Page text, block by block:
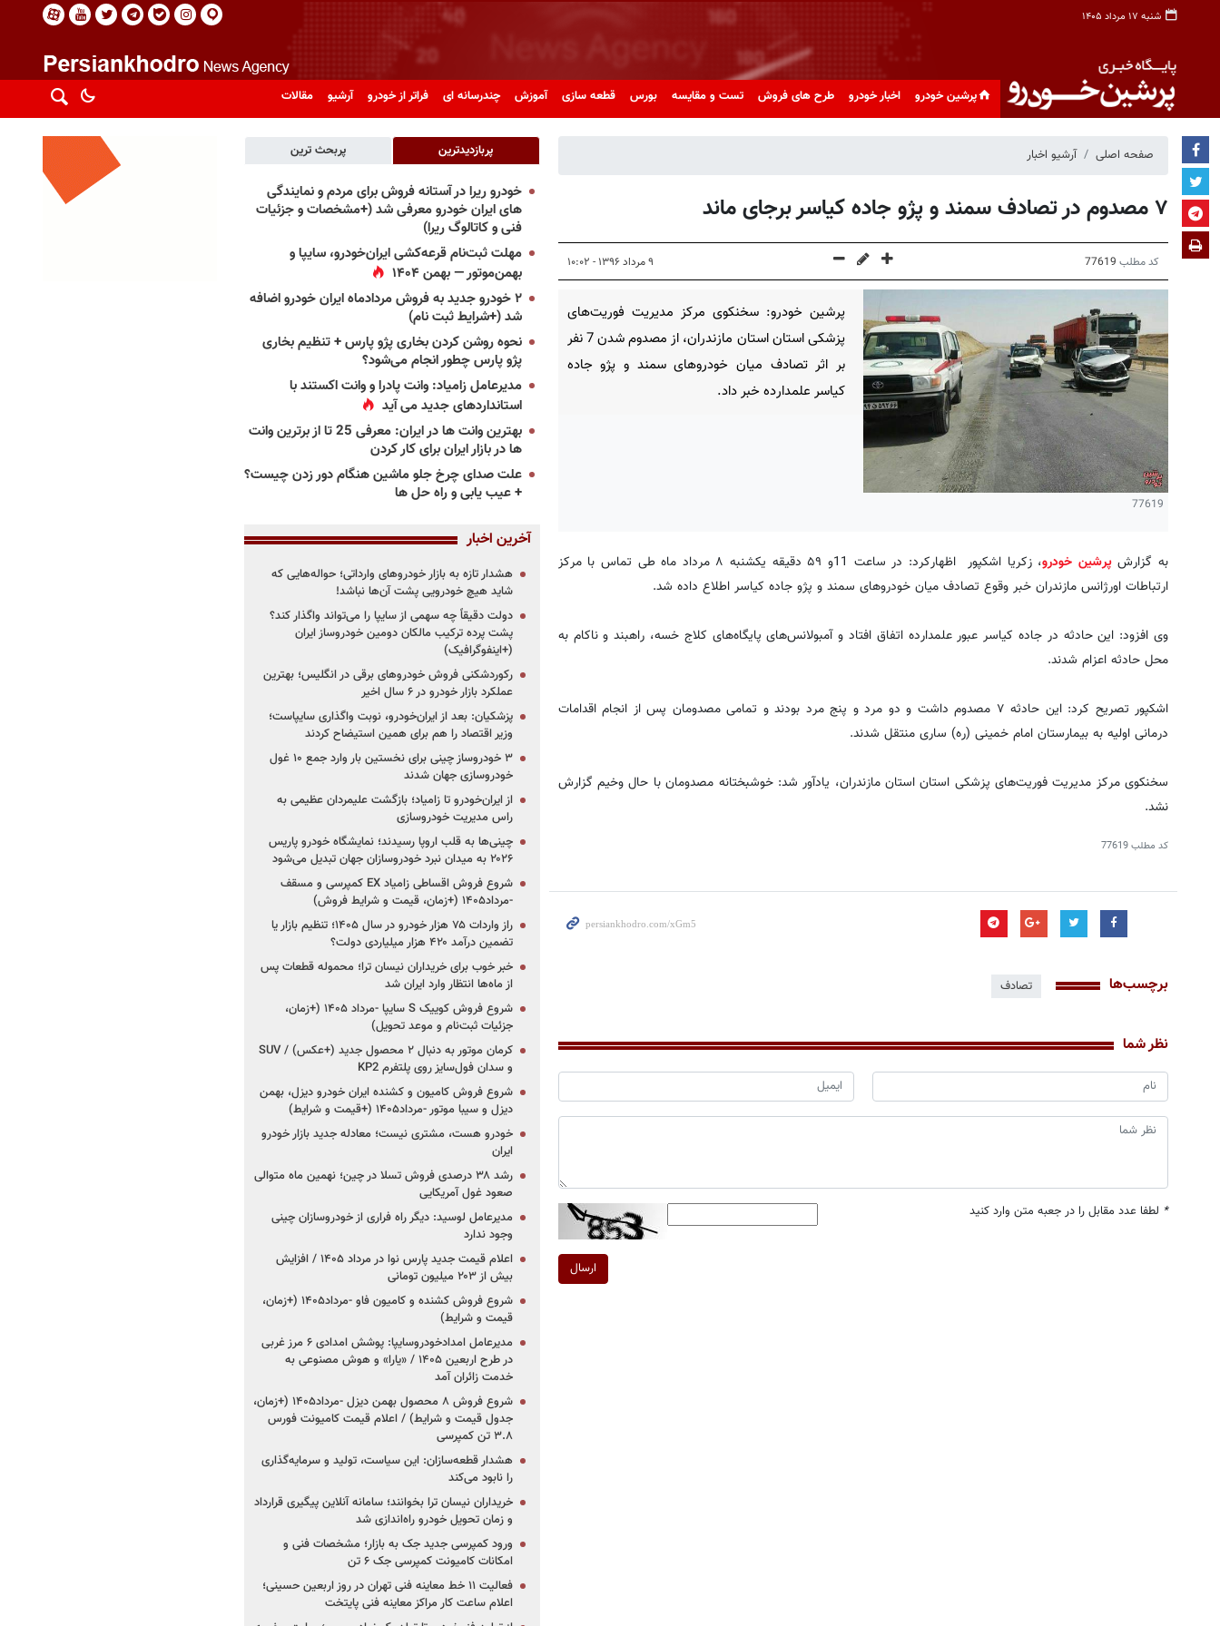
شنبه ۱۷ مرداد ۱۴۰۵
پرشین خودرو اخبار خودرو طرح های فروش تست و مقایسه بورس قطعه سازی آموزش چندرسانه ای فراتر از خودرو آرشیو مقالات
صفحه اصلی آرشیو اخبار
۷ مصدوم در تصادف سمند و پژو جاده کیاسر برجای ماند
کد مطلب 77619 ۹ مرداد ۱۳۹۶ - ۱۰:۰۲
77619
پرشین خودرو: سخنکوی مرکز مدیریت فوریت‌های
پزشکی استان استان مازندران، از مصدوم شدن 7 نفر
بر اثر تصادف میان خودروهای سمند و پژو جاده
کیاسر علمدارده خبر داد.
به گزارشپرشین خودرو
، زکریا اشکپور اظهارکرد: در ساعت 11و ۵۹ دقیقه یکشنبه ۸ مرداد ماه طی تماس با مرکز
ارتباطات اورژانس مازندران خبر وقوع تصادف میان خودروهای سمند و پژو جاده کیاسر اطلاع داده شد.
وی افزود: این حادثه در جاده کیاسر عبور علمدارده اتفاق افتاد و آمبولانس‌های پایگاه‌های کلاج خسه، راهبند و ناکام به
محل حادثه اعزام شدند.
اشکپور تصریح کرد: این حادثه ۷ مصدوم داشت و دو مرد و پنج مرد بودند و تمامی مصدومان پس از انجام اقدامات
درمانی اولیه به بیمارستان امام خمینی (ره) ساری منتقل شدند.
سخنکوی مرکز مدیریت فوریت‌های پزشکی استان استان مازندران، یادآور شد: خوشبختانه مصدومان با حال وخیم گزارش
نشد.
کد مطلب77619
برچسب‌ها تصادف
نظر شما
* لطفا عدد مقابل را در جعبه متن وارد کنید
ارسال
پربازدیدترین پربحث ترین
خودرو ریرا در آستانه فروش برای مردم و نمایندگی
های ایران خودرو معرفی شد (+مشخصات و جزئیات
فنی و کاتالوگ ریرا)
مهلت ثبت‌نام قرعه‌کشی ایران‌خودرو، سایپا و
بهمن‌موتور — بهمن ۱۴۰۴
۲ خودرو جدید به فروش مردادماه ایران خودرو اضافه
شد (+شرایط ثبت نام)
نحوه روشن کردن بخاری پژو پارس + تنظیم بخاری
پژو پارس چطور انجام می‌شود؟
مدیرعامل زامیاد: وانت پادرا و وانت اکستند با
استانداردهای جدید می آید
بهترین وانت ها در ایران: معرفی 25 تا از برترین وانت
ها در بازار ایران برای کار کردن
علت صدای چرخ جلو ماشین هنگام دور زدن چیست؟
+ عیب یابی و راه حل ها
آخرین اخبار
هشدار تازه به بازار خودروهای وارداتی؛ حواله‌هایی که
شاید هیچ خودرویی پشت آن‌ها نباشد!
دولت دقیقاً چه سهمی از سایپا را می‌تواند واگذار کند؟
پشت پرده ترکیب مالکان دومین خودروساز ایران
(+اینفوگرافیک)
رکوردشکنی فروش خودروهای برقی در انگلیس؛ بهترین
عملکرد بازار خودرو در ۶ سال اخیر
پزشکیان: بعد از ایران‌خودرو، نوبت واگذاری سایپاست؛
وزیر اقتصاد را هم برای همین استیضاح کردند
۳ خودروساز چینی برای نخستین بار وارد جمع ۱۰ غول
خودروسازی جهان شدند
از ایران‌خودرو تا زامیاد؛ بازگشت علیمردان عظیمی به
راس مدیریت خودروسازی
چینی‌ها به قلب اروپا رسیدند؛ نمایشگاه خودرو پاریس
۲۰۲۶ به میدان نبرد خودروسازان جهان تبدیل می‌شود
شروع فروش اقساطی زامیاد EX کمپرسی و مسقف
-مرداد۱۴۰۵ (+زمان، قیمت و شرایط فروش)
راز واردات ۷۵ هزار خودرو در سال ۱۴۰۵؛ تنظیم بازار یا
تضمین درآمد ۴۲۰ هزار میلیاردی دولت؟
خبر خوب برای خریداران نیسان ترا؛ محموله قطعات پس
از ماه‌ها انتظار وارد ایران شد
شروع فروش کوییک S سایپا -مرداد ۱۴۰۵ (+زمان،
جزئیات ثبت‌نام و موعد تحویل)
کرمان موتور به دنبال ۲ محصول جدید (+عکس) / SUV
و سدان فول‌سایز روی پلتفرم KP2
شروع فروش کامیون و کشنده ایران خودرو دیزل، بهمن
دیزل و سیبا موتور -مرداد۱۴۰۵ (+قیمت و شرایط)
خودرو هست، مشتری نیست؛ معادله جدید بازار خودرو
ایران
رشد ۳۸ درصدی فروش تسلا در چین؛ نهمین ماه متوالی
صعود غول آمریکایی
مدیرعامل لوسید: دیگر راه فراری از خودروسازان چینی
وجود ندارد
اعلام قیمت جدید پارس نوا در مرداد ۱۴۰۵ / افزایش
بیش از ۲۰۳ میلیون تومانی
شروع فروش کشنده و کامیون فاو -مرداد۱۴۰۵ (+زمان،
قیمت و شرایط)
مدیرعامل امدادخودروسایپا: پوشش امدادی ۶ مرز غربی
در طرح اربعین ۱۴۰۵ / «یارا» و هوش مصنوعی به
خدمت زائران آمد
شروع فروش ۸ محصول بهمن دیزل -مرداد۱۴۰۵ (+زمان،
جدول قیمت و شرایط) / اعلام قیمت کامیونت فورس
۳.۸ تن کمپرسی
هشدار قطعه‌سازان: این سیاست، تولید و سرمایه‌گذاری
را نابود می‌کند
خریداران نیسان ترا بخوانند؛ سامانه آنلاین پیگیری قرارداد
و زمان تحویل خودرو راه‌اندازی شد
ورود کمپرسی جدید جک به بازار؛ مشخصات فنی و
امکانات کامیونت کمپرسی جک ۶ تن
فعالیت ۱۱ خط معاینه فنی تهران در روز اربعین حسینی؛
اعلام ساعت کار مراکز معاینه فنی پایتخت